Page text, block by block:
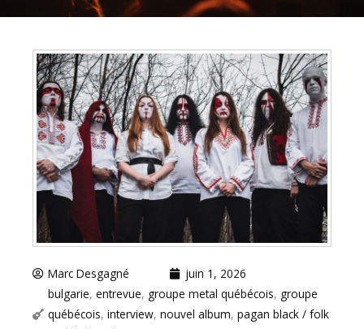
Marc Desgagné
juin 1, 2026
bulgarie, entrevue, groupe metal québécois, groupe
québécois, interview, nouvel album, pagan black / folk